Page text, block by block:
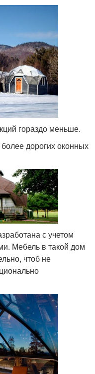
гораздо меньше.
дорогих оконных
с учетом
Мебель в такой дом
чтоб не